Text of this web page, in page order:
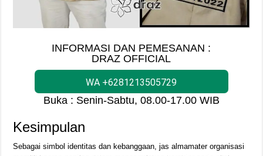
INFORMASI DAN PEMESANAN :
DRAZ OFFICIAL
WA +6281213505729
Buka : Senin-Sabtu, 08.00-17.00 WIB
Kesimpulan
Sebagai simbol identitas dan kebanggaan, jas almamater organisasi